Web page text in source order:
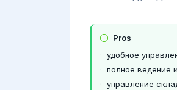
Pros
удобное
полное ведение
управление